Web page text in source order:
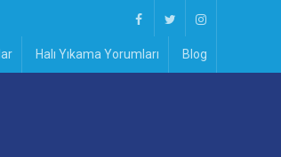
FacebookTwitter
Halı Yıkama Yorumları Blog